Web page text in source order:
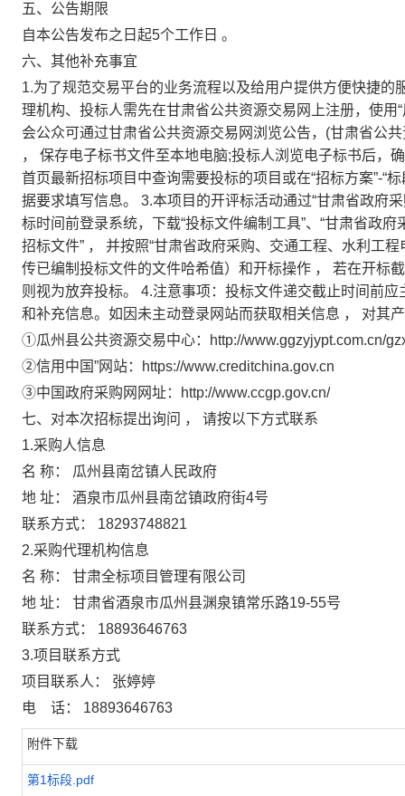
五、公告期限
自本公告发布之日起5个工作日 。
六、其他补充事宜
1.为了规范交易平台的业务流程以及给用户提供方便快捷的
理机构、投标人需先在甘肃省公共资源交易网上注册，使
会公众可通过甘肃省公共资源交易网浏览公告，(甘肃省公
， 保存电子标书文件至本地电脑;投标人浏览电子标书后，
首页最新招标项目中查询需要投标的项目或在“招标方案”-“
据要求填写信息。 3.本项目的开评标活动通过“甘肃省政府
标时间前登录系统，下载“投标文件编制工具”、“甘肃省政
招标文件” ， 并按照“甘肃省政府采购、交通工程、水利工
传已编制投标文件的文件哈希值）和开标操作 ， 若在开标
则视为放弃投标。 4.注意事项：投标文件递交截止时间前
和补充信息。如因未主动登录网站而获取相关信息 ， 对其
①瓜州县公共资源交易中心：http://www.ggzyjypt.com.cn/
②信用中国”网站：https://www.creditchina.gov.cn
③中国政府采购网网址：http://www.ccgp.gov.cn/
七、对本次招标提出询问 ， 请按以下方式联系
1.采购人信息
名 称： 瓜州县南岔镇人民政府
地 址： 酒泉市瓜州县南岔镇政府街4号
联系方式： 18293748821
2.采购代理机构信息
名 称： 甘肃全标项目管理有限公司
地 址： 甘肃省酒泉市瓜州县渊泉镇常乐路19-55号
联系方式： 18893646763
3.项目联系方式
项目联系人： 张婷婷
电 话： 18893646763
附件下载
第1标段.pdf